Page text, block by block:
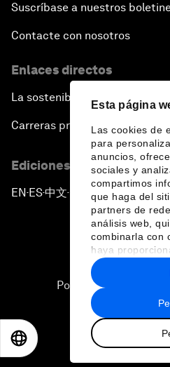
Esta página
Las cookies de
para
anuncios,
sociales y
compartimos
que haga del
partners de
análisis web,
combinarla con
haya
recopilado a
hecho de sus
Suscríbase a nuestros
Contacte con nosotros
Enlaces directos
La sostenibilidad en el Foro
Carreras profesionales
Ediciones en otros
EN ▪ES▪中文▪ 日本語
Política de privacidad
2026 Foro